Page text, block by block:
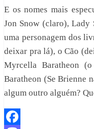
E os nomes mais
Jon Snow (claro), Lady
uma personagem dos
deixar pra lá), o Cão
Myrcella Baratheon
Baratheon (Se Brienne
algum outro alguém?